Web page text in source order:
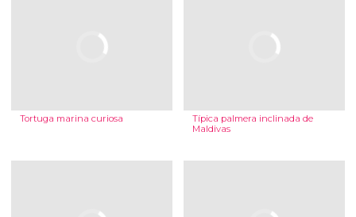
Tortuga marina curiosa
Típica palmera inclinada de
Maldivas